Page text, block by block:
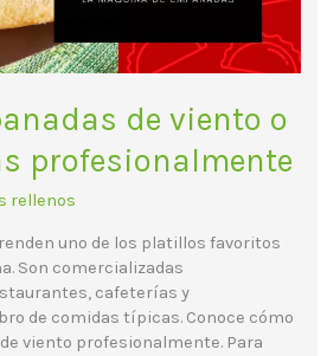
de viento o
profesionalmente
rellenos
uno de los platillos favoritos
Son comercializadas
cafeterías y
de comidas típicas. Conoce cómo
viento profesionalmente. Para